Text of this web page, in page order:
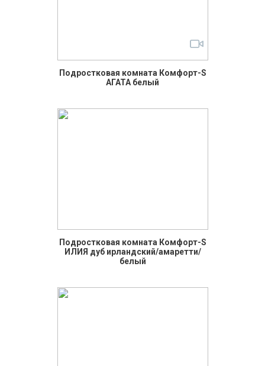
Подростковая комната Комфорт-S
АГАТА белый
Подростковая комната Комфорт-S
ИЛИЯ дуб ирландский/амаретти/
белый